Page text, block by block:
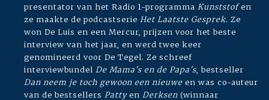
presentator van het Radio 1-programma Kunststofen
ze maakte de podcastserie Het Laatste Gesprek. Ze
won De Luis en een Mercur, prijzen voor het beste
interview van het jaar, en werd twee keer
genomineerd voor De Tegel. Ze schreef
interviewbundel De Mama's en de Papa's , bestseller
Dan neem je toch gewoon een nieuwe en was co-auteur
van de bestsellers Pattyen Derksen (winnaar